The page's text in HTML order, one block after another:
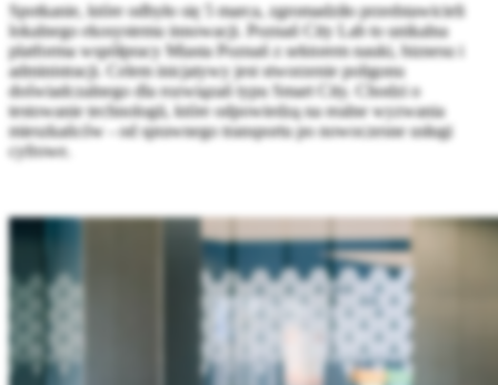
Spotkanie, które odbyło się 5 marca, zgromadziło przedstawicieli
lokalnego ekosystemu innowacji. Poznań City Lab to unikalna
platforma współpracy Miasta Poznań z sektorem nauki, biznesu i
administracji. Celem inicjatywy jest stworzenie poligonu
doświadczalnego dla rozwiązań typu Smart City. Chodzi o
testowanie technologii, które odpowiedzą na realne wyzwania
mieszkańców - od sprawnego transportu po nowoczesne usługi
cyfrowe.